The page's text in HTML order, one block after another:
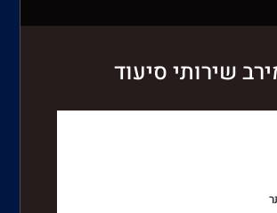
שירותי סיעוד